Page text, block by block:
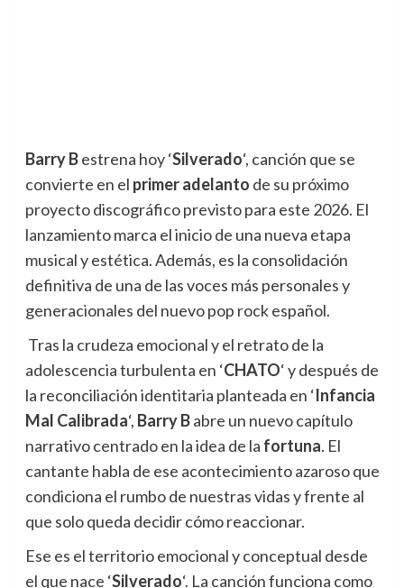
Barry Bestrena hoy ‘Silverado‘, canción que se
convierte en el primer adelanto de su próximo
proyecto discográfico previsto para este 2026. El
lanzamiento marca el inicio de una nueva etapa
musical y estética. Además, es la consolidación
definitiva de una de las voces más personales y
generacionales del nuevo pop rock español.
Tras la crudeza emocional y el retrato de la
adolescencia turbulenta en ‘CHATO‘ y después de
la reconciliación identitaria planteada en ‘Infancia
Mal Calibrada‘, Barry Babre un nuevo capítulo
narrativo centrado en la idea de la fortuna. El
cantante habla de ese acontecimiento azaroso que
condiciona el rumbo de nuestras vidas y frente al
que solo queda decidir cómo reaccionar.
Ese es el territorio emocional y conceptual desde
el que nace ‘Silverado‘. La canción funciona como